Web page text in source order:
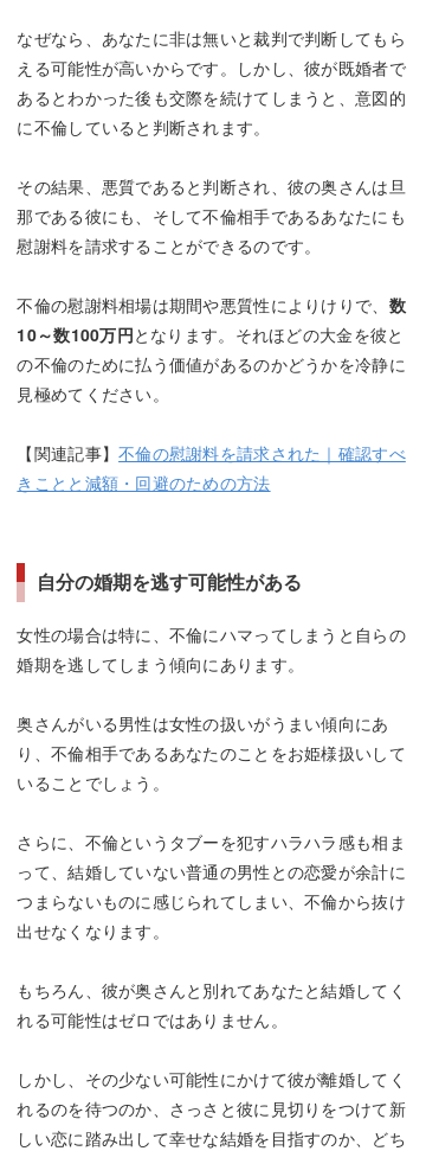
なぜなら、あなたに非は無いと裁判で判断してもら
える可能性が高いからです。しかし、彼が既婚者で
あるとわかった後も交際を続けてしまうと、意図的
に不倫していると判断されます。
その結果、悪質であると判断され、彼の奥さんは旦
那である彼にも、そして不倫相手であるあなたにも
慰謝料を請求することができるのです。
不倫の慰謝料相場は期間や悪質性によりけりで、 数
10～数100万円となります。それほどの大金を彼と
の不倫のために払う価値があるのかどうかを冷静に
見極めてください。
【関連記事】不倫の慰謝料を請求された｜確認すべ
きことと減額・回避のための方法
自分の婚期を逃す可能性がある
女性の場合は特に、不倫にハマってしまうと自らの
婚期を逃してしまう傾向にあります。
奥さんがいる男性は女性の扱いがうまい傾向にあ
り、不倫相手であるあなたのことをお姫様扱いして
いることでしょう。
さらに、不倫というタブーを犯すハラハラ感も相ま
って、結婚していない普通の男性との恋愛が余計に
つまらないものに感じられてしまい、不倫から抜け
出せなくなります。
もちろん、彼が奥さんと別れてあなたと結婚してく
れる可能性はゼロではありません。
しかし、その少ない可能性にかけて彼が離婚してく
れるのを待つのか、さっさと彼に見切りをつけて新
しい恋に踏み出して幸せな結婚を目指すのか、どち